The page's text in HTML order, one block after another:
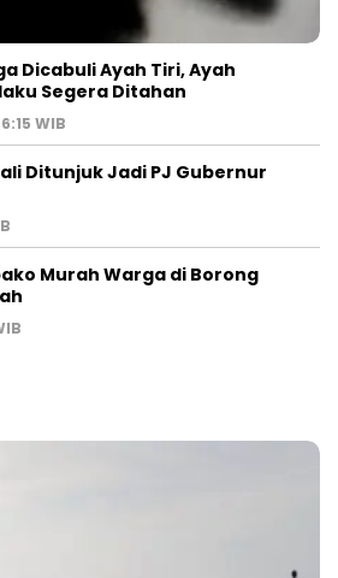
Dicabuli Ayah Tiri, Ayah
Segera Ditahan
WIB
Ditunjuk Jadi PJ Gubernur
Murah Warga di Borong